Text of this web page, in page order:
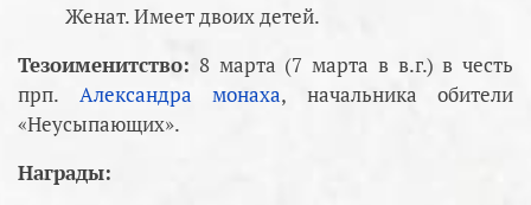
Женат. Имеет двоих детей.
Тезоименитство: 8 марта (7 марта в в.г.) в честь
прп. Александра монаха, начальника обители
«Неусыпающих».
Награды: